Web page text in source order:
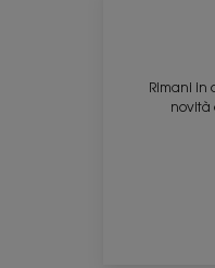
Rimani in
novità